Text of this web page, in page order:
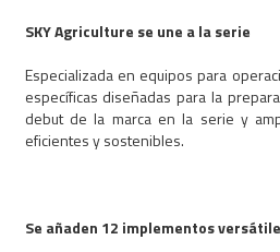
SKY Agriculture se une a la serie
Especializada en equipos para
específicas diseñadas para la
debut de la marca en la serie y
eficientes y sostenibles.
Se añaden 12 implementos